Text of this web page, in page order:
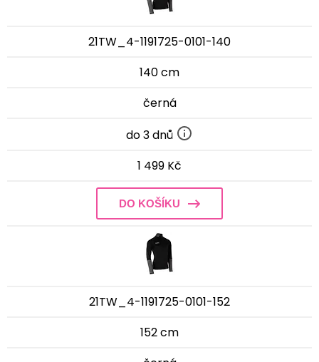
21TW_4-1191725-0101-140
140 cm
černá
do 3 dnů
1 499 Kč
DO KOŠÍKU
21TW_4-1191725-0101-152
152 cm